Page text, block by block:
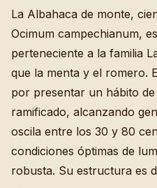
La Albahaca de monte,
Ocimum campechianum,
perteneciente a la familia
que la menta y el romero.
por presentar un hábito
ramificado, alcanzando
oscila entre los 30 y 80
condiciones óptimas de
robusta. Su estructura es